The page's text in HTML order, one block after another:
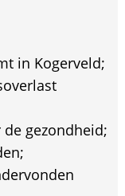
in Kogerveld;
gezondheid;